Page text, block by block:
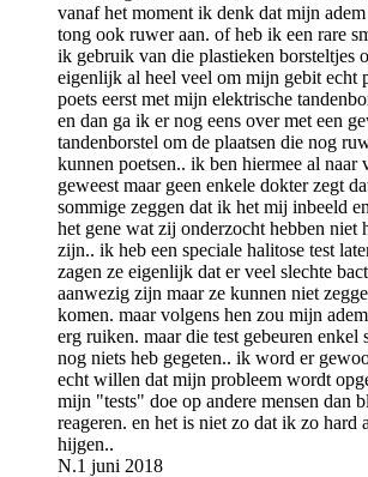
vanaf het moment ik denk dat mijn
tong ook ruwer aan. of heb ik een rare
ik gebruik van die plastieken borsteltjes
eigenlijk al heel veel om mijn gebit echt
poets eerst met mijn elektrische
en dan ga ik er nog eens over met een
tandenborstel om de plaatsen die nog
kunnen poetsen.. ik ben hiermee al naar
geweest maar geen enkele dokter zegt
sommige zeggen dat ik het mij inbeeld
het gene wat zij onderzocht hebben niet
zijn.. ik heb een speciale halitose test
zagen ze eigenlijk dat er veel slechte
aanwezig zijn maar ze kunnen niet
komen. maar volgens hen zou mijn
erg ruiken. maar die test gebeuren enkel
nog niets heb gegeten.. ik word er
echt willen dat mijn probleem wordt
mijn "tests" doe op andere mensen dan
reageren. en het is niet zo dat ik zo hard
hijgen..
N.1 juni 2018